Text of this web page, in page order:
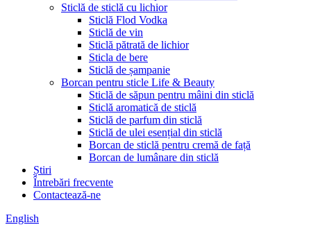
Sticlă de sticlă cu lichior
Sticlă Flod Vodka
Sticlă de vin
Sticlă pătrată de lichior
Sticla de bere
Sticlă de șampanie
Borcan pentru sticle Life & Beauty
Sticlă de săpun pentru mâini din sticlă
Sticlă aromatică de sticlă
Sticlă de parfum din sticlă
Sticlă de ulei esențial din sticlă
Borcan de sticlă pentru cremă de față
Borcan de lumânare din sticlă
Știri
Întrebări frecvente
Contactează-ne
English